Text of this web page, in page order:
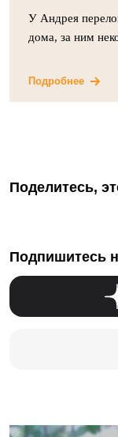
У Андрея
дома, за ним
Подробнее
Поделитесь,
Подпишитесь